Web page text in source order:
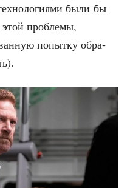
были бы
про­бле­мы,
попыт­ку обра­